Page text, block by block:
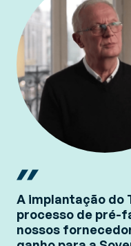
A implantação do
processo de pré-
nossos